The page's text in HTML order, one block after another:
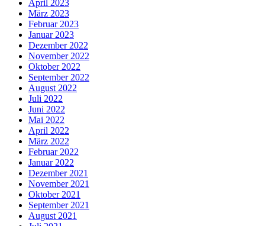
April 2023
März 2023
Februar 2023
Januar 2023
Dezember 2022
November 2022
Oktober 2022
September 2022
August 2022
Juli 2022
Juni 2022
Mai 2022
April 2022
März 2022
Februar 2022
Januar 2022
Dezember 2021
November 2021
Oktober 2021
September 2021
August 2021